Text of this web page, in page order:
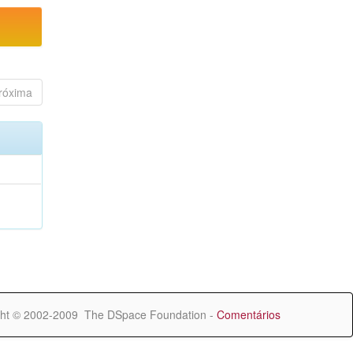
© 2002-2009 The DSpace Foundation - Comentários